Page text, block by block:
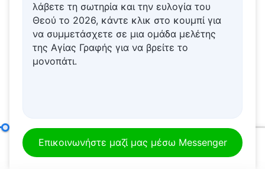
λάβετε τη σωτηρία και την ευλογία του
Θεού το 2026, κάντε κλικ στο κουμπί για
να συμμετάσχετε σε μια ομάδα μελέτης
της Αγίας Γραφής για να βρείτε το
μονοπάτι.
Επικοινωνήστε μαζί μας μέσω Messenger